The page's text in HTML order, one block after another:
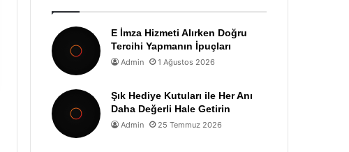
E İmza Hizmeti Alırken Doğru
Tercihi Yapmanın İpuçları
Admin 1 Ağustos 2026
Şık Hediye Kutuları ile Her Anı
Daha Değerli Hale Getirin
Admin 25 Temmuz 2026